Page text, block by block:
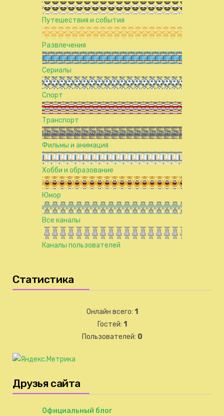
Путешествия и события
Развлечения
Сериалы
Спорт
Транспорт
Фильмы и анимация
Хобби и образование
Юмор
Все каналы
Каналы пользователей
Статистика
Онлайн всего: 1
Гостей: 1
Пользователей: 0
Друзья сайта
Официальный блог